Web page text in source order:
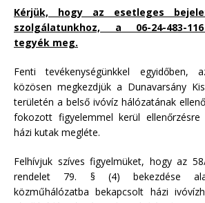
Kérjük, hogy az esetleges
szolgálatunkhoz, a 06-24-483-
tegyék meg.
Fenti tevékenységünkkel egyidőben,
közösen megkezdjük a Dunavarsány
területén a belső ivóvíz hálózatának
fokozott figyelemmel kerül
házi kutak megléte.
Felhívjuk szíves figyelmüket, hogy az
rendelet 79. § (4) bekezdése
közműhálózatba bekapcsolt házi